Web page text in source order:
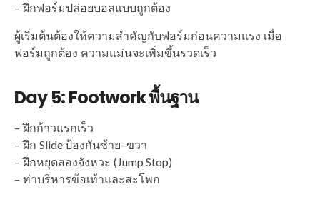
– ฝึกฟอร์มปล่อยบอลแบบถูกต้อง
ผู้เริ่มต้นต้องให้ความสำคัญกับฟอร์มก่อนความแรง เมื่อ
ฟอร์มถูกต้อง ความแม่นจะเพิ่มขึ้นรวดเร็ว
Day 5: Footwork พื้นฐาน
– ฝึกก้าวแรกเร็ว
– ฝึก Slide ป้องกันซ้าย–ขวา
– ฝึกหยุดสองจังหวะ (Jump Stop)
– ท่าบริหารข้อเท้าและสะโพก